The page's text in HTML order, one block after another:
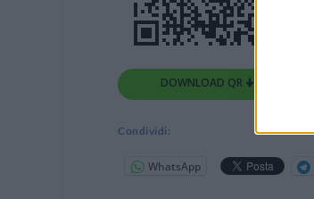
DOWNLOAD QR 🠋
Condividi:
WhatsApp